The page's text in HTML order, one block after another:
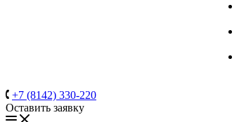
+7 (8142) 330-220
Оставить заявку